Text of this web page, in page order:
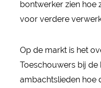
bontwerker zien hoe
voor verdere
Op de markt is het
Toeschouwers bij
ambachtslieden hoe